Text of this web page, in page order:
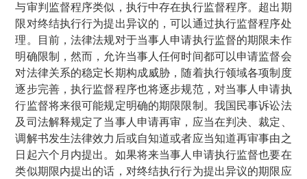
与审判监督程序类似，执行中存在执行监督程序。超出期
限对终结执行行为提出异议的，可以通过执行监督程序处
理。目前，法律法规对于当事人申请执行监督的期限未作
明确限制，然而，允许当事人任何时间都可以申请监督会
对法律关系的稳定长期构成威胁，随着执行领域各项制度
逐步完善，执行监督程序也将逐步规范，对当事人申请执
行监督将来很可能规定明确的期限限制。我国民事诉讼法
及司法解释规定了当事人申请再审，应当在判决、裁定、
调解书发生法律效力后或自知道或者应当知道再审事由之
日起六个月内提出。如果将来当事人申请执行监督也要在
类似期限内提出的话，对终结执行行为提出异议的期限应